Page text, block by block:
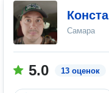
Самара
5.0 13 оценок